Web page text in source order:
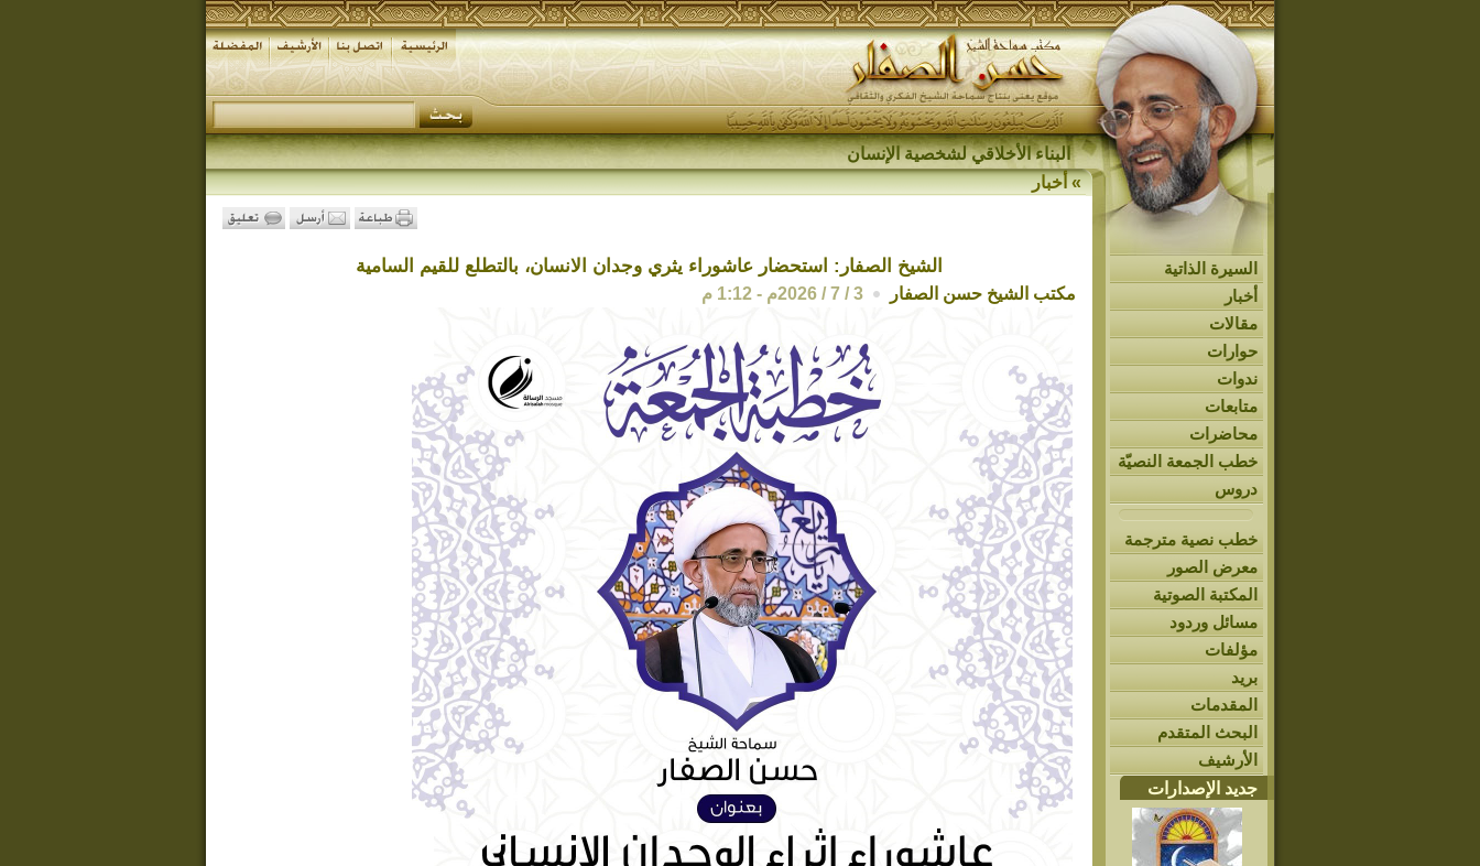
البناء الأخلاقي لشخصية الإنسان
السيرة الذاتية
أخبار
مقالات
حوارات
ندوات
متابعات
محاضرات
خطب الجمعة النصيّة
دروس
خطب نصية مترجمة
معرض الصور
المكتبة الصوتية
مسائل وردود
مؤلفات
بريد
المقدمات
البحث المتقدم
الأرشيف
جديد الإصدارات
»أخبار
الشيخ الصفار: استحضار عاشوراء يثري وجدان الانسان، بالتطلع للقيم السامية
مكتب الشيخ حسن الصفار 3 / 7 / 2026م - 1:12 م